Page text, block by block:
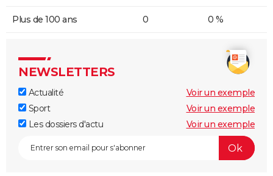
Plus de 100 ans 0 0 %
NEWSLETTERS
Actualité
Voir un exemple
Sport
Voir un exemple
Les dossiers d'actu
Voir un exemple